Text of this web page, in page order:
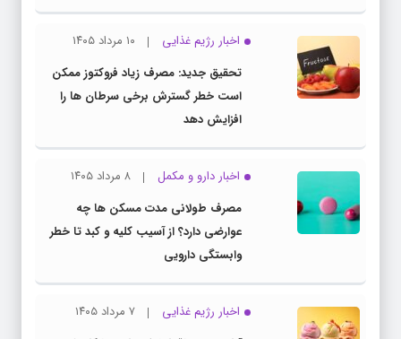
اخبار رژیم غذایی
۱۰ مرداد ۱۴۰۵
تحقیق جدید: مصرف زیاد فروکتوز ممکن
است خطر گسترش برخی سرطان ها را
افزایش دهد
اخبار دارو و مکمل
۸ مرداد ۱۴۰۵
مصرف طولانی مدت مسکن ها چه
عوارضی دارد؟ از آسیب کلیه و کبد تا خطر
وابستگی دارویی
اخبار رژیم غذایی
۷ مرداد ۱۴۰۵